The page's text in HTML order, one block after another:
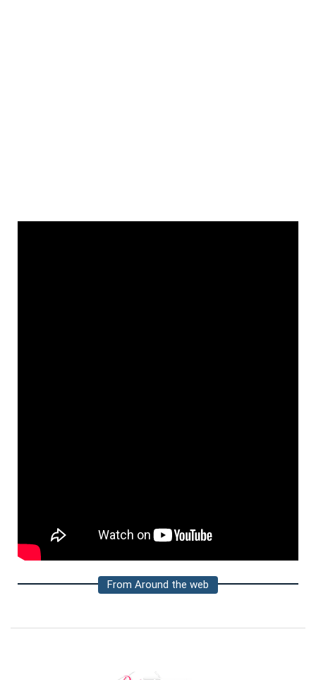
From Around the web